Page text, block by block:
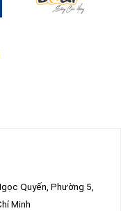
Quyến, Phường 5,
Minh